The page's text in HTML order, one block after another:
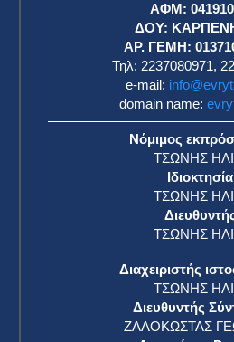
ΑΦΜ:
ΔΟΥ:
ΑΡ. ΓΕΜΗ:
Τηλ: 2237080971,
e-mail:
domain name:
Νόμιμος
ΤΣΩΝΗΣ
ΤΣΩΝΗΣ
ΤΣΩΝΗΣ
Διαχειριστής
ΤΣΩΝΗΣ
Διευθυντής
ΖΑΛΟΚΩΣΤΑΣ